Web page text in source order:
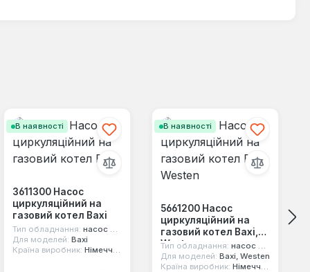
В наявності
3611300 Насос
циркуляційний на
газовий котел Baxi
Тип обладнання: насос циркуляційний
Для моделей: Baxi
Країна виробник: Німеччина
В наявності
5661200 Насос
циркуляційний на
газовий котел Baxi,
Westen
Тип обладнання: насос циркуляційний
Для моделей: Baxi, Westen
Країна виробник: Німеччина